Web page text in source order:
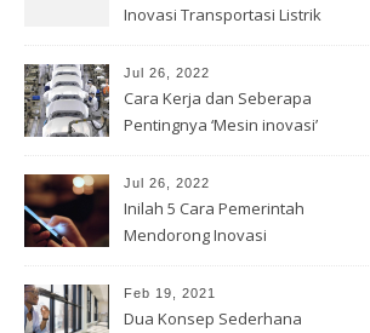
Inovasi Transportasi Listrik
Jul 26, 2022
Cara Kerja dan Seberapa
Pentingnya ‘Mesin inovasi’
Jul 26, 2022
Inilah 5 Cara Pemerintah
Mendorong Inovasi
Feb 19, 2021
Dua Konsep Sederhana